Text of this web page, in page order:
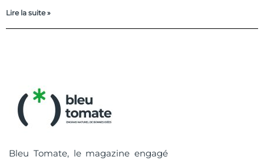
Lire la suite »
Bleu Tomate, le magazine engagé